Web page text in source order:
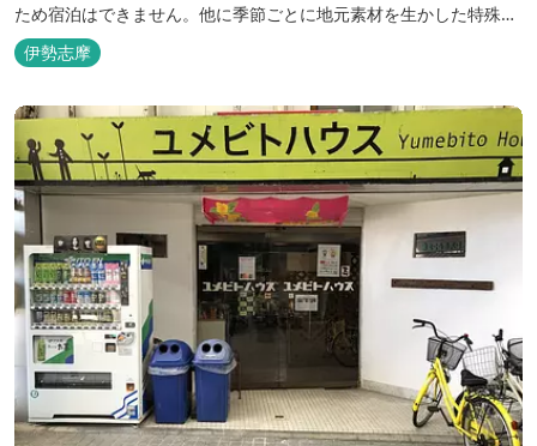
ため宿泊はできません。他に季節ごとに地元素材を生かした特殊料
理もお楽しみ頂けます。
伊勢志摩